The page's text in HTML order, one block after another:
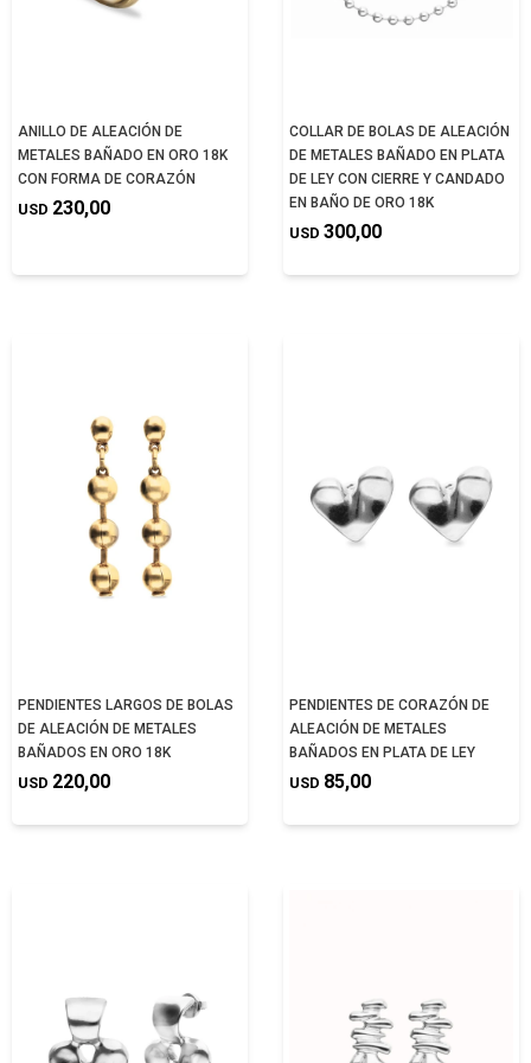
ANILLO DE ALEACIÓN DE
METALES BAÑADO EN ORO 18K
CON FORMA DE CORAZÓN
USD 230,00
COLLAR DE BOLAS DE ALEACIÓN
DE METALES BAÑADO EN PLATA
DE LEY CON CIERRE Y CANDADO
EN BAÑO DE ORO 18K
USD 300,00
PENDIENTES LARGOS DE BOLAS
DE ALEACIÓN DE METALES
BAÑADOS EN ORO 18K
USD 220,00
PENDIENTES DE CORAZÓN DE
ALEACIÓN DE METALES
BAÑADOS EN PLATA DE LEY
USD 85,00